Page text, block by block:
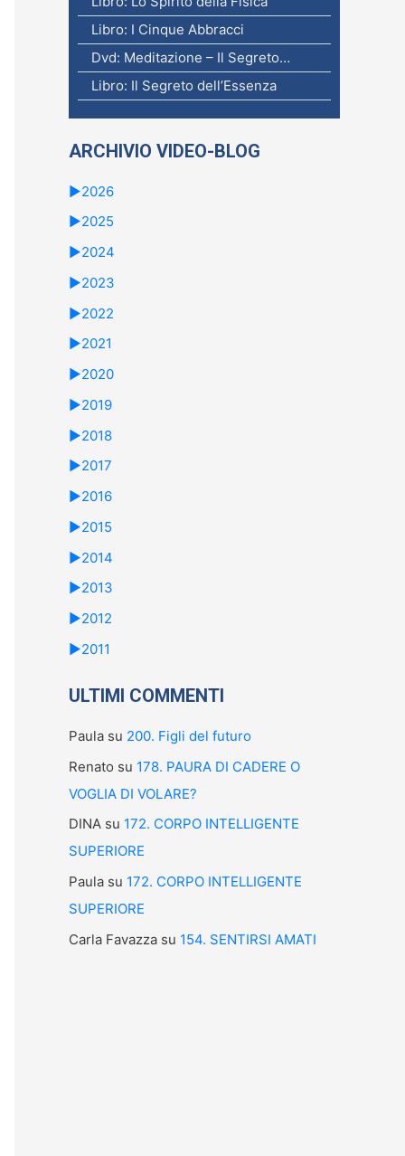
Libro: I Cinque Abbracci
Dvd: Meditazione – Il Segreto…
Libro: Il Segreto dell’Essenza
ARCHIVIO VIDEO-BLOG
►2026
►2025
►2024
►2023
►2022
►2021
►2020
►2019
►2018
►2017
►2016
►2015
►2014
►2013
►2012
►2011
ULTIMI COMMENTI
Paula su 200. Figli del futuro
Renato su 178. PAURA DI CADERE O
VOGLIA DI VOLARE?
DINA su 172. CORPO INTELLIGENTE
SUPERIORE
Paula su 172. CORPO INTELLIGENTE
SUPERIORE
Carla Favazza su 154. SENTIRSI AMATI